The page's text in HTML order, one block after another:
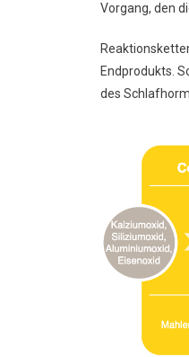
Vorgang, den
Endprodukts.
des